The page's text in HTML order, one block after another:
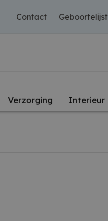
Contact Geboortelijst
Verzorging Interieur